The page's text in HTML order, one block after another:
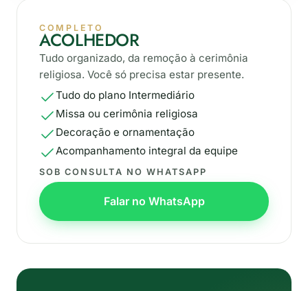
COMPLETO
ACOLHEDOR
Tudo organizado, da remoção à cerimônia
religiosa. Você só precisa estar presente.
Tudo do plano Intermediário
Missa ou cerimônia religiosa
Decoração e ornamentação
Acompanhamento integral da equipe
SOB CONSULTA NO WHATSAPP
Falar no WhatsApp